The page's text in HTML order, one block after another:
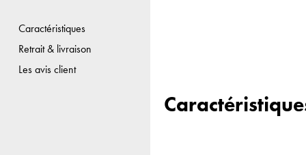
Caractéristiques
Retrait & livraison
Les avis client